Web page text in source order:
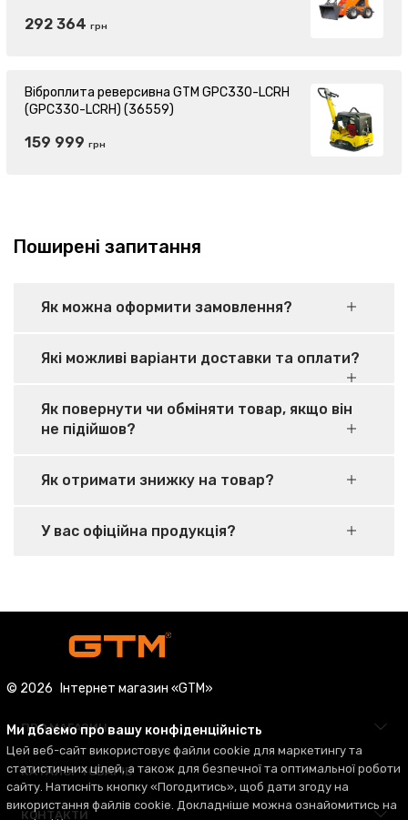
292 364 грн
Віброплита реверсивна GTM GPC330-LCRH
(GPC330-LCRH) (36559)
159 999 грн
Поширені запитання
Як можна оформити замовлення?
Які можливі варіанти доставки та оплати?
Як повернути чи обміняти товар, якщо він
не підійшов?
Як отримати знижку на товар?
У вас офіційна продукція?
© 2026 Інтернет магазин «GTM»
ПРО МАГАЗИН
КАТАЛОГ ТОВАРІВ
КОНТАКТИ
Ми дбаємо про вашу конфіденційність
Цей веб-сайт використовує файли cookie для маркетингу та
статистичних цілей, а також для безпечної та оптимальної роботи
сайту. Натисніть кнопку «Погодитись», щоб дати згоду на
використання файлів cookie. Докладніше можна ознайомитись на